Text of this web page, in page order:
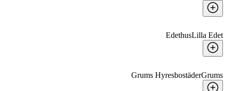
EdethusLilla Edet
Grums HyresbostäderGrums